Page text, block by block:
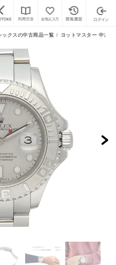
ックスの中古商品一覧 ヨットマスター 中古商